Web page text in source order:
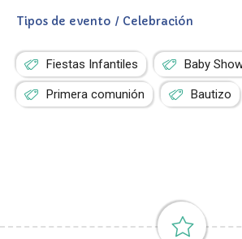
Tipos de evento / Celebración
Fiestas Infantiles Baby
Primera comunión Bautizo